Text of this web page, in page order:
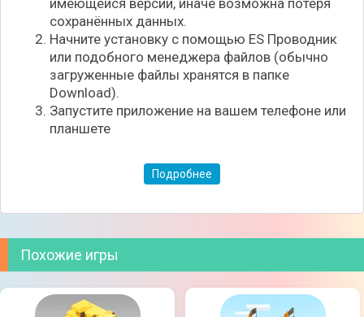
имеющейся версии, иначе возможна потеря
сохранённых данных.
Начните установку с помощью ES Проводник
или подобного менеджера файлов (обычно
загруженные файлы хранятся в папке
Download).
Запустите приложение на вашем телефоне или
планшете
Подробнее
Похожие игры